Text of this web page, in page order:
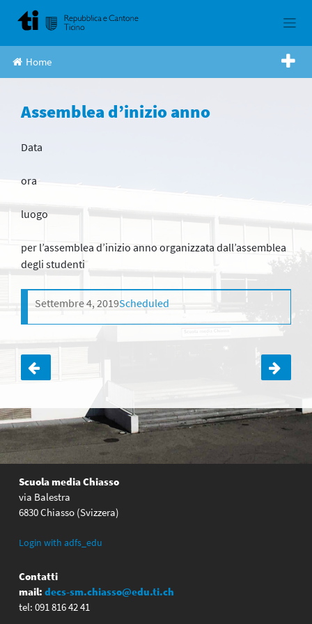
Home
Assemblea d’inizio anno
Data
ora
luogo
per l’assemblea d’inizio anno organizzata dall’assemblea
degli studenti
Settembre 4, 2019Scheduled
Navigazione
articoli
Scuola media Chiasso
via Balestra
6830 Chiasso (Svizzera)
Login with adfs_edu
Contatti
mail: decs-sm.chiasso@edu.ti.ch
tel: 091 816 42 41